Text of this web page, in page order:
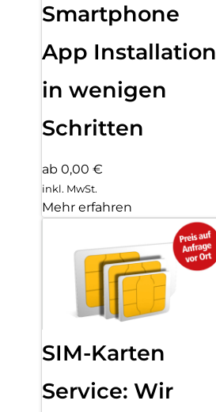
Smartphone
App Installation
in wenigen
Schritten
ab 0,00 €
inkl. MwSt.
Mehr erfahren
SIM-Karten
Service: Wir